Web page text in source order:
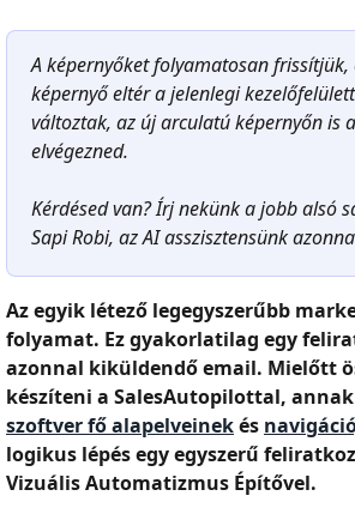
A képernyőket folyamatosan
képernyő eltér a jelenlegi
változtak, az új arculatú képernyőn is
elvégezned.
Kérdésed van? Írj nekünk a jobb alsó
Sapi Robi, az AI asszisztensünk
Az egyik létező legegyszerűbb
folyamat. Ez gyakorlatilag egy
azonnal kiküldendő email. Mielőtt
készíteni a SalesAutopilottal,
szoftver fő alapelveinek és
logikus lépés egy egyszerű
Vizuális Automatizmus Építővel.